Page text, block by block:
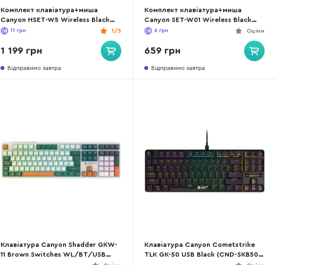
Комплект клавіатура+миша
Canyon HSET-W5 Wireless Black
(CNS-HSETW5BK)
1/5
11 грн
1 199 грн
Відправимо завтра
Комплект клавіатура+миша
Canyon SET-W01 Wireless Black
(CNE-HSETW01)
Оціни
6грн
659 грн
Відправимо завтра
Клавіатура Canyon Shadder GKW-
11 Brown Switches WL/BT/USB
Клавіатура Canyon Cometstrike
TLK GK-50 USB Black (CND-SKB50-